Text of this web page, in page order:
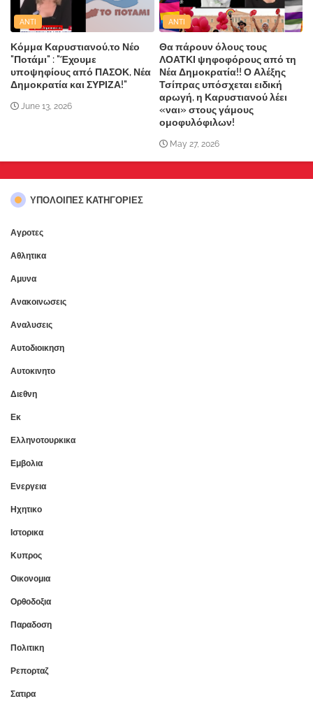
ANTI
Κόμμα Καρυστιανού,το Νέο
"Ποτάμι" : "Έχουμε
υποψηφίους από ΠΑΣΟΚ, Νέα
Δημοκρατία και ΣΥΡΙΖΑ!"
June 13, 2026
ANTI
Θα πάρουν όλους τους
ΛΟΑΤΚΙ ψηφοφόρους από τη
Νέα Δημοκρατία!! Ο Αλέξης
Τσίπρας υπόσχεται ειδική
αρωγή, η Καρυστιανού λέει
«ναι» στους γάμους
ομοφυλόφιλων!
May 27, 2026
ΥΠΌΛΟΙΠΕΣ ΚΑΤΗΓΟΡΊΕΣ
Αγροτες
Αθλητικα
Αμυνα
Ανακοινωσεις
Αναλυσεις
Αυτοδιοικηση
Αυτοκινητο
Διεθνη
Εκ
Ελληνοτουρκικα
Εμβολια
Ενεργεια
Ηχητικο
Ιστορικα
Κυπρος
Οικονομια
Ορθοδοξια
Παραδοση
Πολιτικη
Ρεπορταζ
Σατιρα